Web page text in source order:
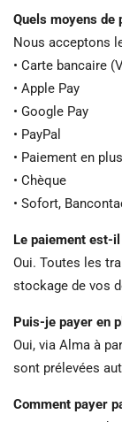
Quels moyens de
Nous acceptons
• Carte bancaire
• Apple Pay
• Google Pay
• PayPal
• Paiement en
• Chèque
• Sofort,
Le paiement est-
Oui. Toutes les
stockage de vos
Puis-je payer en
Oui, via Alma à
sont prélevées
Comment payer